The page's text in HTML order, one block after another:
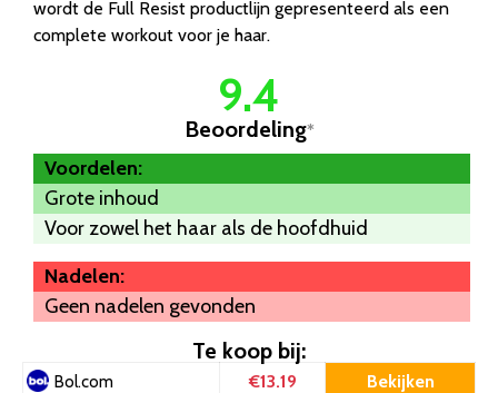
wordt de Full Resist productlijn gepresenteerd als een
complete workout voor je haar.
9.4
Beoordeling*
Voordelen:
Grote inhoud
Voor zowel het haar als de hoofdhuid
Nadelen:
Geen nadelen gevonden
Te koop bij:
Bol.com €13.19 Bekijken